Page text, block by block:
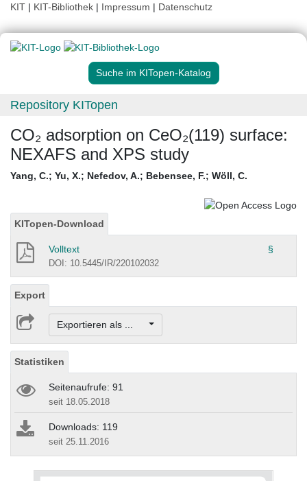
KIT | KIT-Bibliothek | Impressum | Datenschutz
Suche im KITopen-Katalog
Repository KITopen
CO₂ adsorption on CeO₂(119) surface:
NEXAFS and XPS study
Yang, C.; Yu, X.; Nefedov, A.; Bebensee, F.; Wöll, C.
KITopen-Download
Volltext §
DOI: 10.5445/IR/220102032
Export
Exportieren als ...
Statistiken
Seitenaufrufe: 91
seit 18.05.2018
Downloads: 119
seit 25.11.2016